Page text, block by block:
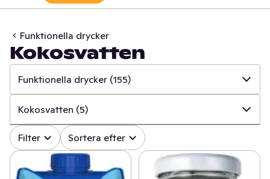
Funktionella drycker
Kokosvatten
Funktionella drycker (155)
✓ Alla (1139)
✓ (144)
Alkoholfritt vin (24)
Kokosvatten (5)
✓ Alla (155)
Energidryck (97)
Filter Sortera efter